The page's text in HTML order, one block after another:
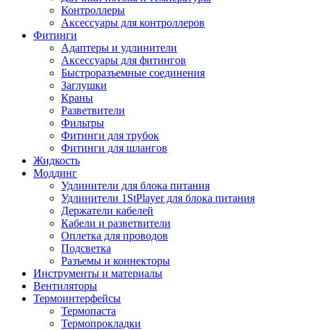
Контроллеры
Аксессуары для контроллеров
Фитинги
Адаптеры и удлинители
Аксессуары для фитингов
Быстроразъемные соединения
Заглушки
Краны
Разветвители
Фильтры
Фитинги для трубок
Фитинги для шлангов
Жидкость
Моддинг
Удлинители для блока питания
Удлинители 1StPlayer для блока питания
Держатели кабелей
Кабели и разветвители
Оплетка для проводов
Подсветка
Разъемы и коннекторы
Инструменты и материалы
Вентиляторы
Термоинтерфейсы
Термопаста
Термопрокладки